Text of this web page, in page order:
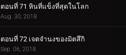
ตอนที่ 71 หินที่แข็งที่สุดในโลก
Aug. 30, 2018
ตอนที่ 72 เจตจำนงของมิตสึกิ
Sep. 06, 2018